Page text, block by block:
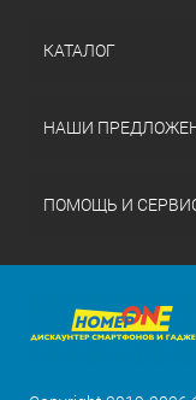
КАТАЛОГ
НАШИ
ПОМОЩЬ И